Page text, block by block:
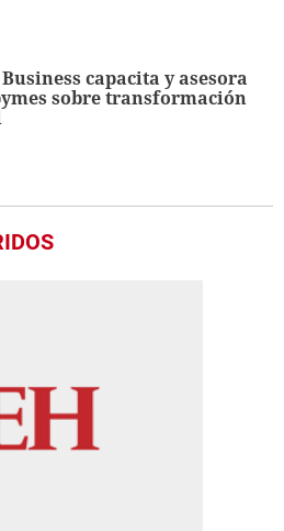
capacita y asesora
sobre transformación